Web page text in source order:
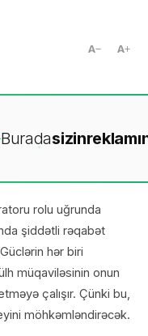
A A
Buradasizin
rolu uğrunda
şiddətli rəqabət
hər biri
müqaviləsinin onun
çalışır. Çünki bu,
möhkəmləndirəcək.